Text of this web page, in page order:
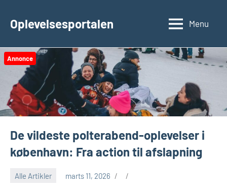
Oplevelsesportalen Menu
Annonce
De vildeste polterabend-oplevelser i
københavn: Fra action til afslapning
Alle Artikler marts 11, 2026